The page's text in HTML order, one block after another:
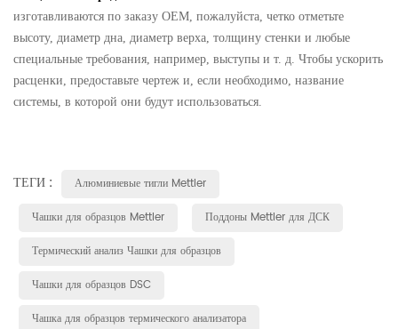
изготавливаются по заказу OEM, пожалуйста, четко отметьте
высоту, диаметр дна, диаметр верха, толщину стенки и любые
специальные требования, например, выступы и т. д. Чтобы ускорить
расценки, предоставьте чертеж и, если необходимо, название
системы, в которой они будут использоваться.
ТЕГИ :
Алюминиевые тигли Mettler
Чашки для образцов Mettler
Поддоны Mettler для ДСК
Термический анализ Чашки для образцов
Чашки для образцов DSC
Чашка для образцов термического анализатора